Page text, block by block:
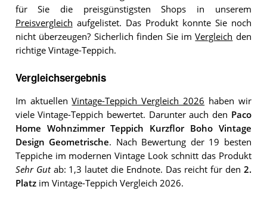
für Sie die preisgünstigsten Shops in unserem
Preisvergleich aufgelistet. Das Produkt konnte Sie noch
nicht überzeugen? Sicherlich finden Sie imVergleich den
richtige Vintage-Teppich.
Vergleichsergebnis
Im aktuellenVintage-Teppich Vergleich 2026 haben wir
viele Vintage-Teppich bewertet. Darunter auch den Paco
Home Wohnzimmer Teppich Kurzflor Boho Vintage
Design Geometrische. Nach Bewertung der 19 besten
Teppiche im modernen Vintage Look schnitt das Produkt
Sehr Gutab: 1,3 lautet die Endnote. Das reicht für den 2.
Platzim Vintage-Teppich Vergleich 2026.